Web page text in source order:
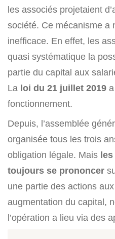
les associés projetaient
société. Ce mécanisme a
inefficace. En effet, les
quasi systématique la
partie du capital aux
La loi du 21 juillet 2019
fonctionnement.
Depuis, l’assemblée
organisée tous les trois
obligation légale. Mais
toujours se prononcer
une partie des actions
augmentation du capital,
l’opération a lieu via des